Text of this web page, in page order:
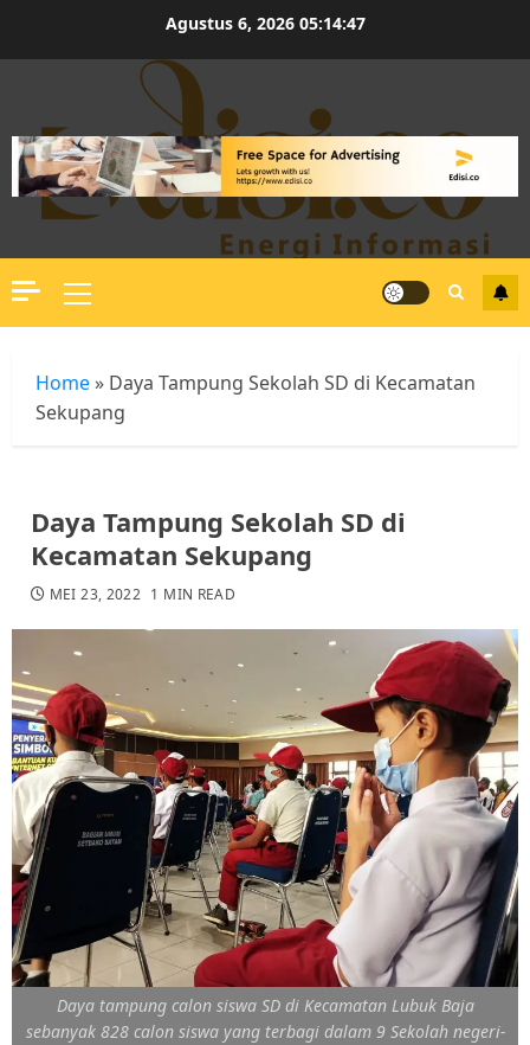
Agustus 6, 2026 05:14:48
Primary
Menu
Home » Daya Tampung Sekolah SD di Kecamatan
Sekupang
Daya Tampung Sekolah SD di
Kecamatan Sekupang
MEI 23, 2022 1 MIN READ
Daya tampung calon siswa SD di Kecamatan Lubuk Baja
sebanyak 828 calon siswa yang terbagi dalam 9 Sekolah negeri-